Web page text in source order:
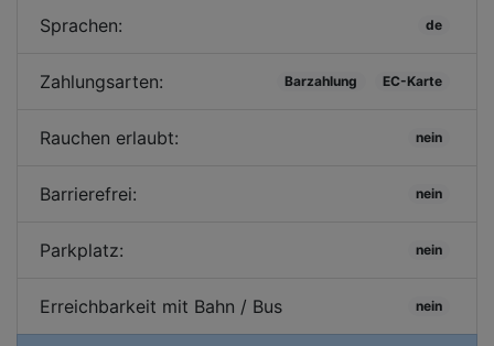
Sprachen: de
Zahlungsarten: Barzahlung EC-Karte
Rauchen erlaubt: nein
Barrierefrei: nein
Parkplatz: nein
Erreichbarkeit mit Bahn / Bus nein